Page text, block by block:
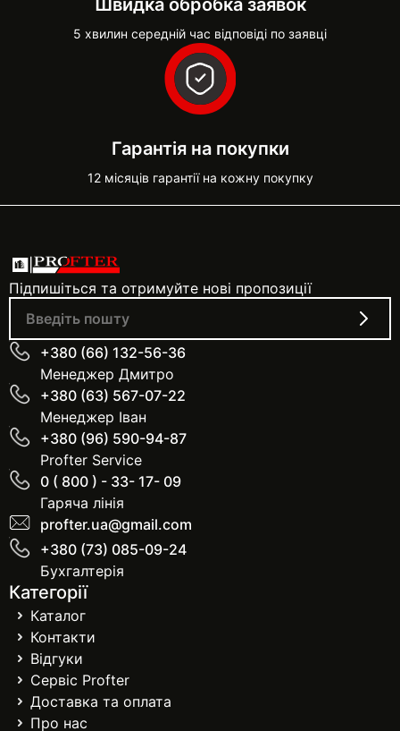
Швидка обробка заявок
5 хвилин середній час відповіді по заявці
Гарантія на покупки
12 місяців гарантії на кожну покупку
Підпишіться та отримуйте нові пропозиції
+380 (66) 132-56-36
Менеджер Дмитро
+380 (63) 567-07-22
Менеджер Іван
+380 (96) 590-94-87
Profter Service
0 ( 800 ) - 33- 17- 09
Гаряча лінія
profter.ua@gmail.com
+380 (73) 085-09-24
Бухгалтерія
Категорії
Каталог
Контакти
Відгуки
Сервіс Profter
Доставка та оплата
Про нас